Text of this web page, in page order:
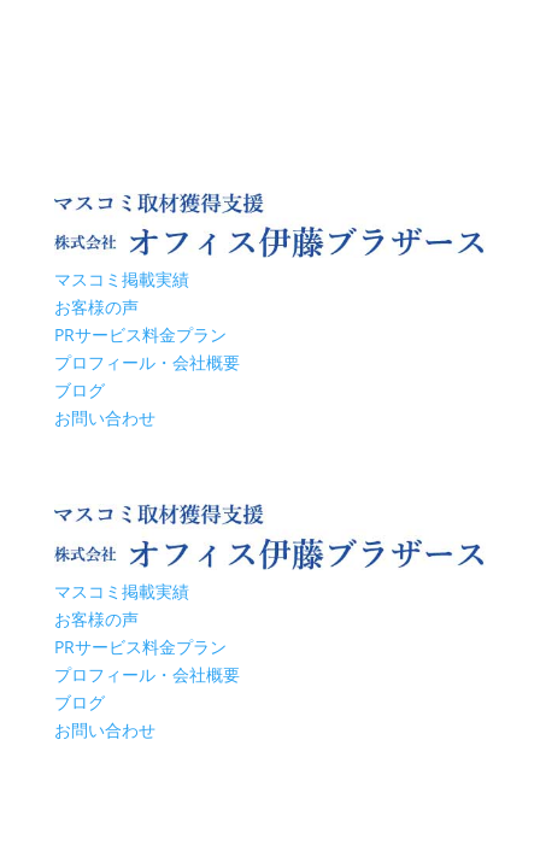
マスコミ掲載実績
お客様の声
PRサービス料金プラン
プロフィール・会社概要
ブログ
お問い合わせ
マスコミ掲載実績
お客様の声
PRサービス料金プラン
プロフィール・会社概要
ブログ
お問い合わせ